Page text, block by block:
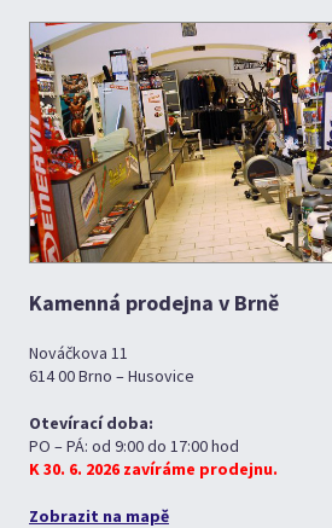
Kamenná prodejna v Brně
Nováčkova 11
614 00 Brno – Husovice
Otevírací doba:
PO – PÁ: od 9:00 do 17:00 hod
K 30. 6. 2026 zavíráme prodejnu.
Zobrazit na mapě